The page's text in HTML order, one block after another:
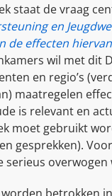
staat de vraag
en
de effecten
wil met
en regio’s
maatregelen
is relevant en
moet gebruikt
gesprekken).